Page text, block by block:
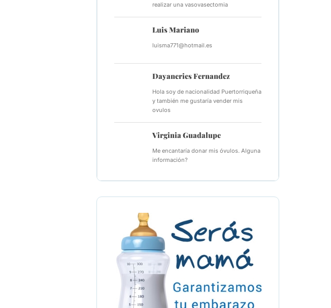
realizar una vasovasectomia
Luis Mariano
luisma771@hotmail.es
Dayaneries Fernandez
Hola soy de nacionalidad Puertorriqueña
y también me gustaría vender mis
ovulos
Virginia Guadalupe
Me encantaría donar mis óvulos. Alguna
información?